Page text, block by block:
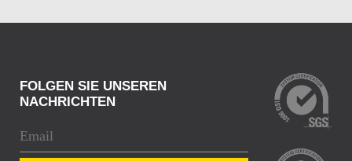
FOLGEN SIE UNSEREN
NACHRICHTEN